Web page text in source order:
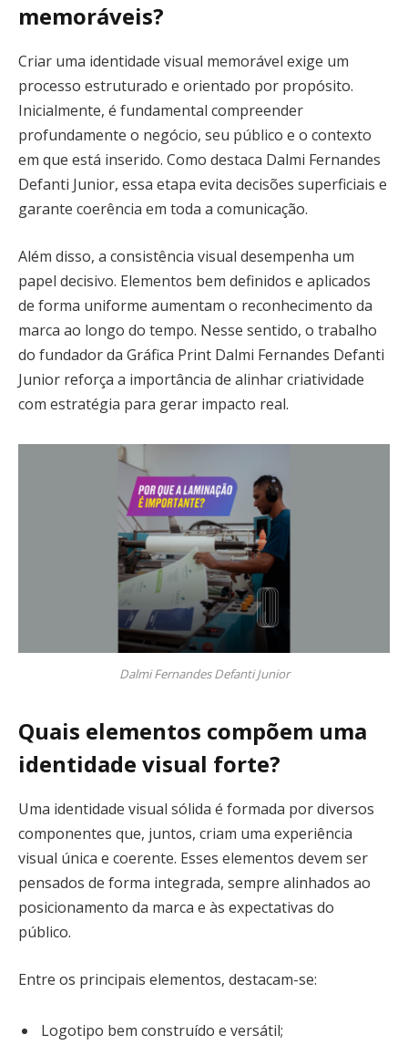
memoráveis?
Criar uma identidade visual memorável exige um
processo estruturado e orientado por propósito.
Inicialmente, é fundamental compreender
profundamente o negócio, seu público e o contexto
em que está inserido. Como destaca Dalmi Fernandes
Defanti Junior, essa etapa evita decisões superficiais e
garante coerência em toda a comunicação.
Além disso, a consistência visual desempenha um
papel decisivo. Elementos bem definidos e aplicados
de forma uniforme aumentam o reconhecimento da
marca ao longo do tempo. Nesse sentido, o trabalho
do fundador da Gráfica Print Dalmi Fernandes Defanti
Junior reforça a importância de alinhar criatividade
com estratégia para gerar impacto real.
Dalmi Fernandes Defanti Junior
Quais elementos compõem uma
identidade visual forte?
Uma identidade visual sólida é formada por diversos
componentes que, juntos, criam uma experiência
visual única e coerente. Esses elementos devem ser
pensados de forma integrada, sempre alinhados ao
posicionamento da marca e às expectativas do
público.
Entre os principais elementos, destacam-se:
Logotipo bem construído e versátil;